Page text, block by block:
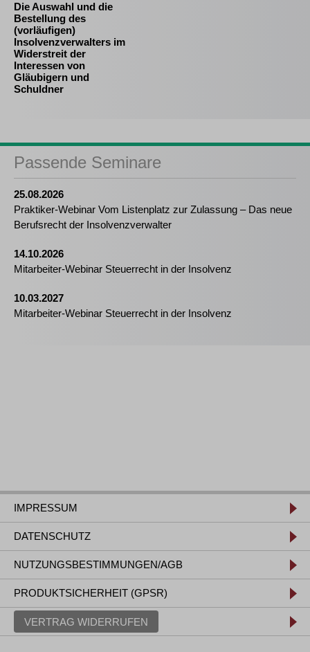
Die Auswahl und die
Bestellung des
(vorläufigen)
Insolvenzverwalters im
Widerstreit der
Interessen von
Gläubigern und
Schuldner
Passende Seminare
25.08.2026
Praktiker-Webinar Vom Listenplatz zur Zulassung – Das neue
Berufsrecht der Insolvenzverwalter
14.10.2026
Mitarbeiter-Webinar Steuerrecht in der Insolvenz
10.03.2027
Mitarbeiter-Webinar Steuerrecht in der Insolvenz
IMPRESSUM
DATENSCHUTZ
NUTZUNGSBESTIMMUNGEN/AGB
PRODUKTSICHERHEIT (GPSR)
VERTRAG WIDERRUFEN